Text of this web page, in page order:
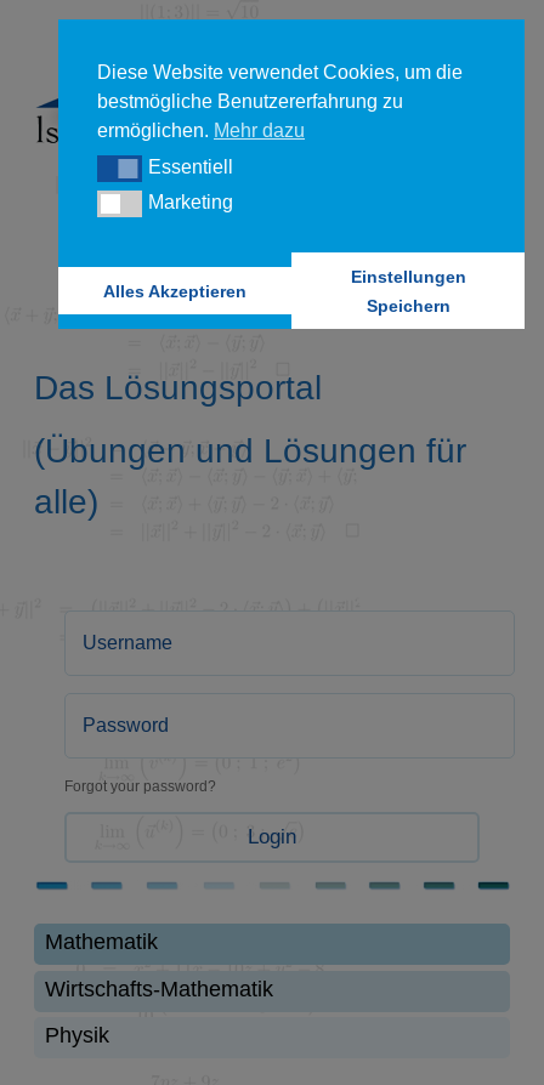
Das Lösungsportal
(Übungen und Lösungen für
alle)
Forgot your password?
Login
Mathematik
Wirtschafts-Mathematik
Physik
Diese Website verwendet Cookies, um die
bestmögliche Benutzererfahrung zu
ermöglichen. Mehr dazu
EssentiellEssentiell
MarketingMarketing
Alles Akzeptieren
Einstellungen
Speichern